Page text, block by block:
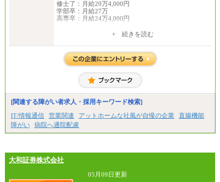
修士了：月給29万4,000円
学部卒：月給27万
高専卒：月給24万4,000円
月給 250,000円～350,000円
想定年収 420万円～600万円
入社時の処遇（基本給・賞与）は経験・スキルを考
経験・スキルによっては、記載額を超える場合もあ
※試用期間中も給与に変更はございません。
+ 続きを読む
[関連する障がい者求人・採用キーワード検索]
IT/情報通信 営業関連 アットホームな社風が自慢の企業
直腸機能
障がい 病院へ通院配慮
大和証券株式会社
05月09日更新